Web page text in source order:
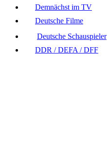
Demnächst im TV
Deutsche Filme
Deutsche Schauspieler
DDR / DEFA / DFF